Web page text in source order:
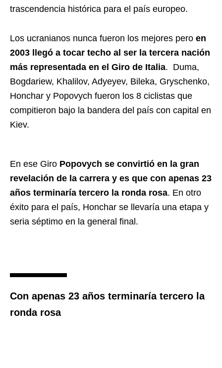
trascendencia histórica para el país europeo.
Los ucranianos nunca fueron los mejores pero en
2003 llegó a tocar techo al ser la tercera nación
más representada en el Giro de Italia. Duma,
Bogdariew, Khalilov, Adyeyev, Bileka, Gryschenko,
Honchar y Popovych fueron los 8 ciclistas que
compitieron bajo la bandera del país con capital en
Kiev.
En ese Giro Popovych se convirtió en la gran
revelación de la carrera y es que con apenas 23
años terminaría tercero la ronda rosa. En otro
éxito para el país, Honchar se llevaría una etapa y
seria séptimo en la general final.
Con apenas 23 años terminaría tercero la
ronda rosa